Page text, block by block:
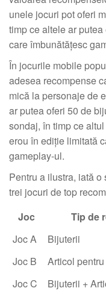
unele jocuri pot oferi
timp ce altele ar
care îmbunătățesc
În jocurile mobile
adesea recompense
mică la personaje de
ar putea oferi 50 de
sondaj, în timp ce
erou în ediție limitată
gameplay-ul.
Pentru a ilustra, iată
trei jocuri de top
Joc
Tip de
Joc A
Bijuterii
Joc B
Articol
Joc C
Bijuterii +